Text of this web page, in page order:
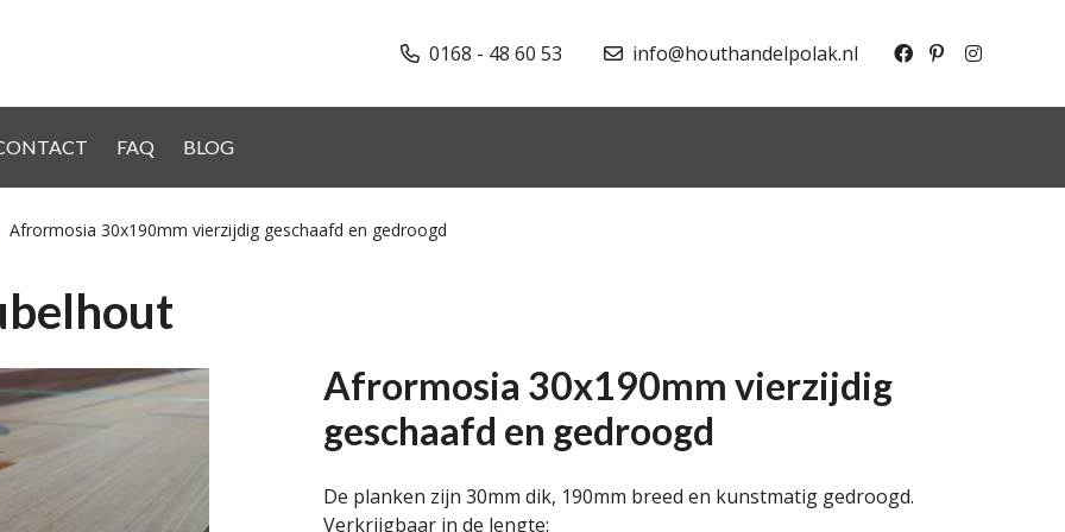
0168 - 48 60 53 info@houthandelpolak.nl
FAQ BLOG
Afrormosia 30x190mm vierzijdig geschaafd en gedroogd
Afrormosia 30x190mm vierzijdig
geschaafd en gedroogd
De planken zijn 30mm dik, 190mm breed en kunstmatig gedroogd.
Verkrijgbaar in de lengte: